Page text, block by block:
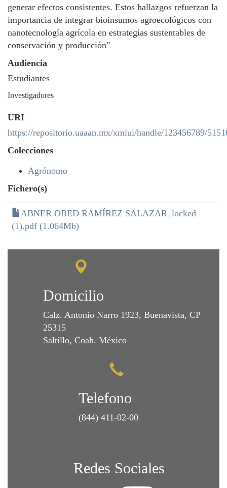
generar efectos consistentes. Estos hallazgos refuerzan la
importancia de integrar bioinsumos agroecológicos con
nanotecnología agrícola en estrategias sustentables de
conservación y producción"
Audiencia
Estudiantes
Investigadores
URI
https://repositorio.uaaan.mx/xmlui/handle/123456789/
Colecciones
Agrónomo
Fichero(s)
ABNER OBED RAMÍREZ SALAZAR_locked
(1).pdf (1.064Mb)
Domicilio
Calz. Antonio Narro 1923, Buenavista, CP
25315
Saltillo, Coah. México
Telefono
(844) 411-02-00
Redes Sociales